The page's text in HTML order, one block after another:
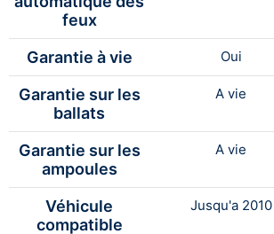
feux
Garantie à vie Oui
Garantie sur les
ballats
A vie
Garantie sur les
ampoules
A vie
Véhicule
compatible
Jusqu'a 2010